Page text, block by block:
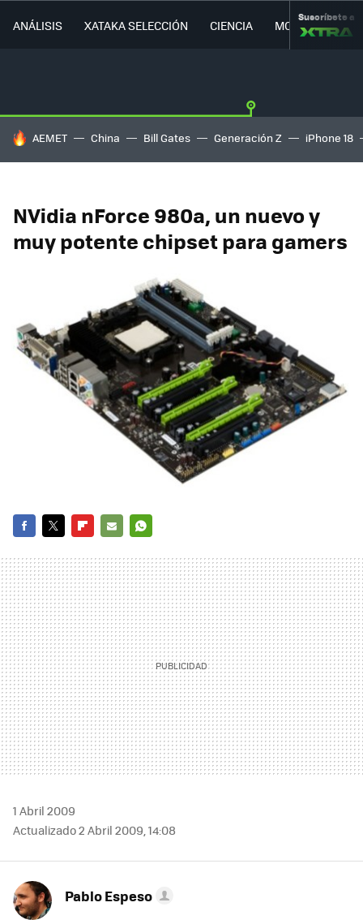
ANÁLISIS XATAKA SELECCIÓN CIENCIA MOVILIDAD
Suscríbete a
HOY SE HABLA DE
AEMET China Bill Gates Generación Z iPhone 18
NVidia nForce 980a, un nuevo y
muy potente chipset para gamers
MAIL
1 Abril 2009
Actualizado 2 Abril 2009, 14:08
Pablo Espeso